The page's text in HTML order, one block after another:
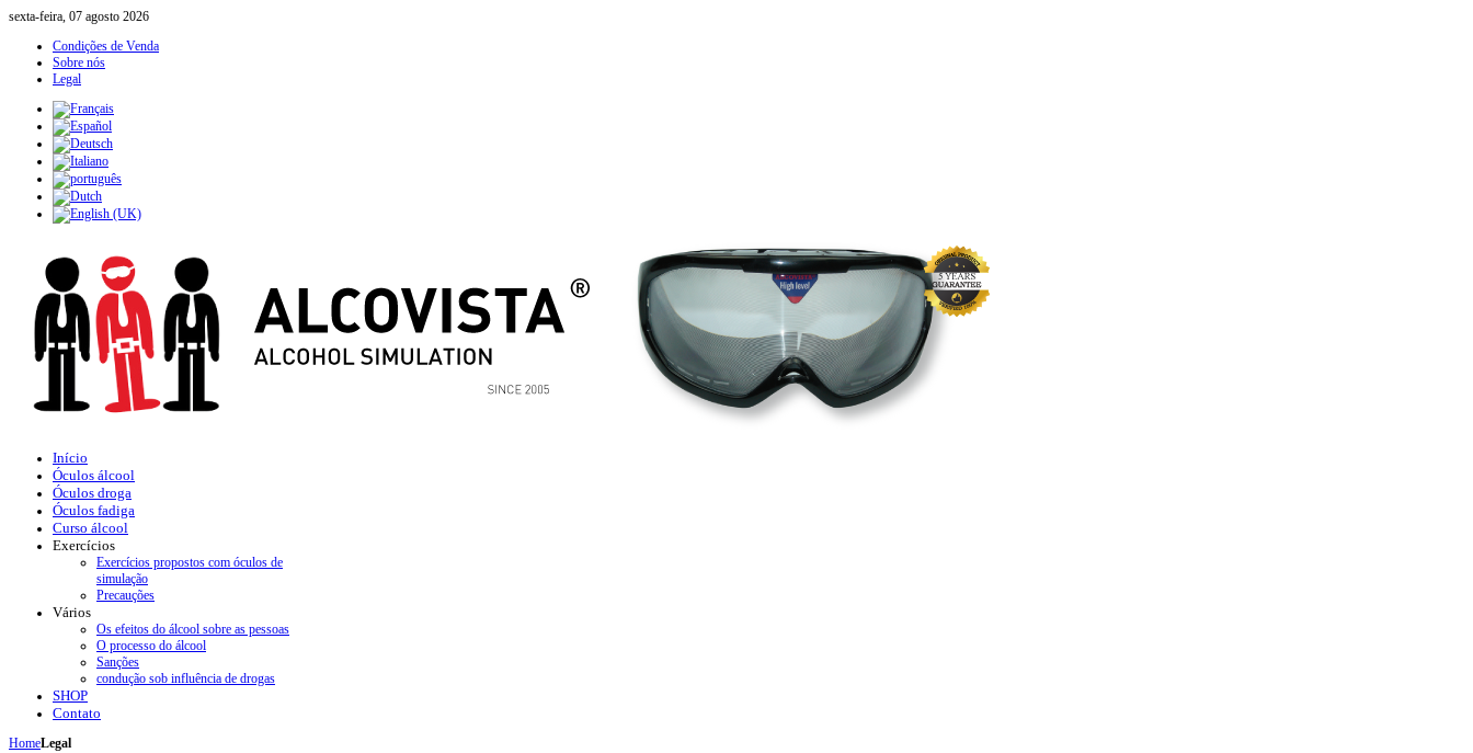
sexta-feira, 07 agosto 2026
Condições de Venda
Sobre nós
Legal
Início
Óculos álcool
Óculos droga
Óculos fadiga
Curso álcool
Exercícios
Exercícios propostos com óculos de
simulação
Precauções
Vários
Os efeitos do álcool sobre as pessoas
O processo do álcool
Sanções
condução sob influência de drogas
SHOP
Contato
HomeLegal